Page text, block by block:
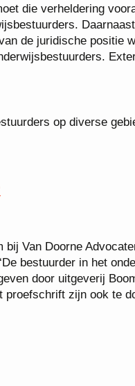
die verheldering
de juridische positie
op diverse
bij Van Doorne
bestuurder in het
door uitgeverij
proefschrift zijn ook te